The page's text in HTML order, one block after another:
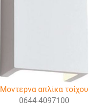
Μοντερνα απλίκα τοίχου
0644-4097100